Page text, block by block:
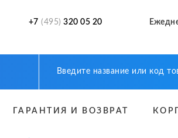
+7 (495) 320 05 20
ГАРАНТИЯ И ВОЗВРАТ